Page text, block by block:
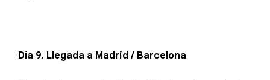
Día 9. Llegada a Madrid / Barcelona